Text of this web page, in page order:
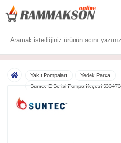
Yakıt Pompaları
Yedek Parça
Suntec E Serisi Pompa Keçesi 993473